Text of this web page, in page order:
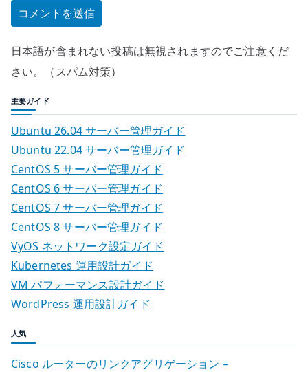
日本語が含まれない投稿は無視されますのでご注意くだ
さい。（スパム対策）
主要ガイド
Ubuntu 26.04 サーバー管理ガイド
Ubuntu 22.04 サーバー管理ガイド
CentOS 5 サーバー管理ガイド
CentOS 6 サーバー管理ガイド
CentOS 7 サーバー管理ガイド
CentOS 8 サーバー管理ガイド
VyOS ネットワーク設定ガイド
Kubernetes 運用設計ガイド
VM パフォーマンス設計ガイド
WordPress 運用設計ガイド
人気
Cisco ルーターのリンクアグリゲーション –